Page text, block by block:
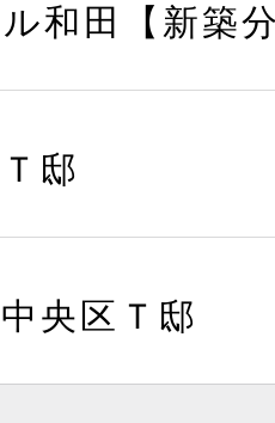
和田【新築
邸
央区Ｔ邸